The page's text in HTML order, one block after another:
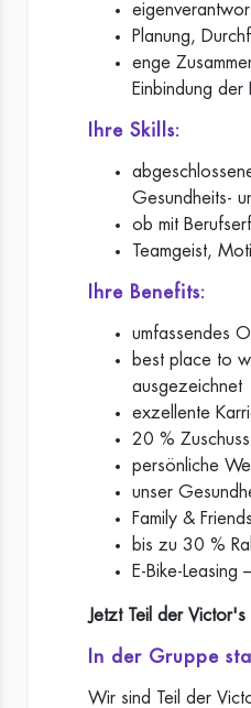
Planung,
enge
Einbindung
Ihre Skills:
Gesundheits-
ob mit
Teamgeist,
Ihre Benefits:
umfassendes
best place to
ausgezeichnet
exzellente
20 %
persönliche
unser
Family &
bis zu 30 %
E-Bike-
Jetzt Teil der
In der Gruppe
Wir sind Teil der